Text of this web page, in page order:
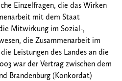
Einzelfragen, die das Wirken
mit dem Staat
Mitwirkung im Sozial-,
die Zusammenarbeit im
Leistungen des Landes an die
war der Vertrag zwischen dem
Brandenburg (Konkordat)